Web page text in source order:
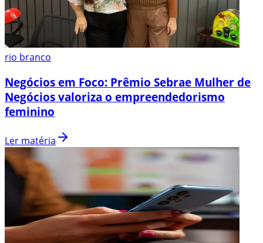
rio branco
Negócios em Foco: Prêmio Sebrae Mulher de
Negócios valoriza o empreendedorismo
feminino
Ler matéria